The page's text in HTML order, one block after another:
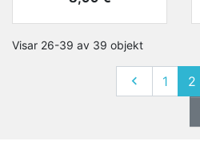
Visar 26-39 av 39 objekt
Föregående
 1 2